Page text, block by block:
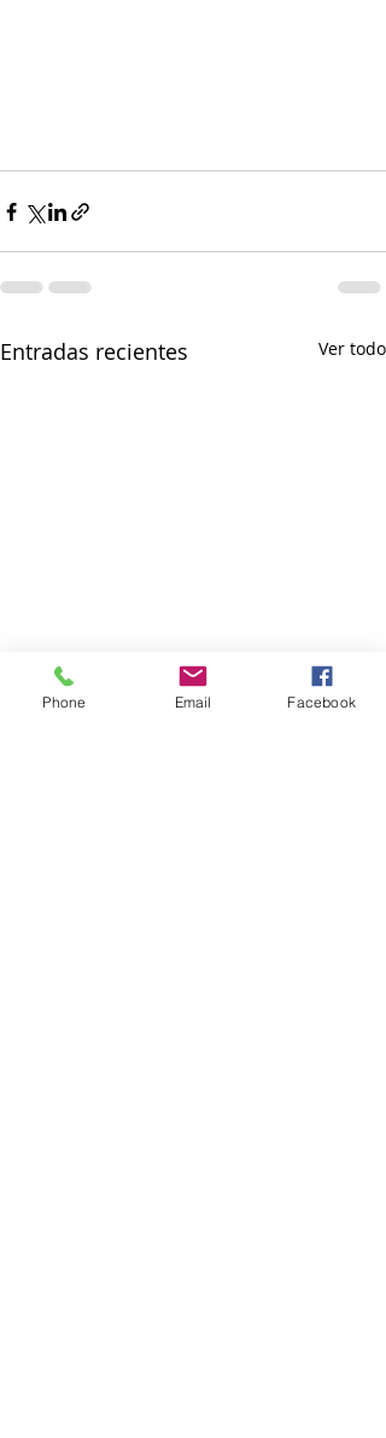
Entradas recientes Ver todo
Phone Email Facebook